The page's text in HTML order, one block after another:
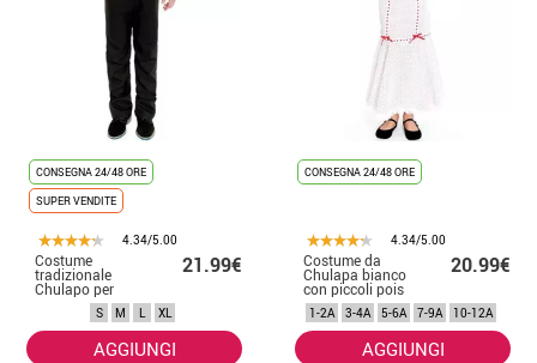
CONSEGNA 24/48 ORE
SUPER VENDITE
4.34/5.00
Costume
tradizionale
Chulapo per
21.99€
S M L XL
AGGIUNGI
CONSEGNA 24/48 ORE
4.34/5.00
Costume da
Chulapa bianco
con piccoli pois
rossi per
bambina
20.99€
1-2A 3-4A 5-6A 7-9A 10-12A
AGGIUNGI